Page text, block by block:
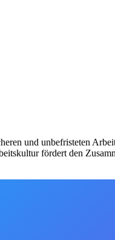
und unbefristeten
fördert den